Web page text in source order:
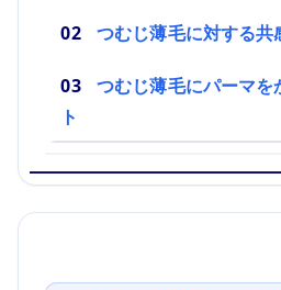
つむじ薄毛に対する共
つむじ薄毛にパーマを
ト